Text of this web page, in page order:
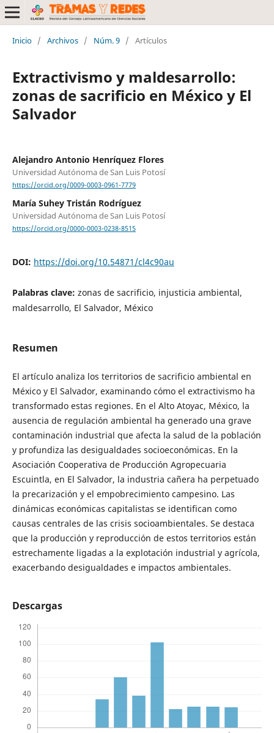
Inicio / Archivos / Núm. 9 / Artículos
Extractivismo y maldesarrollo:
zonas de sacrificio en México y El
Salvador
Alejandro Antonio Henríquez Flores
Universidad Autónoma de San Luis Potosí
https://orcid.org/0009-0003-0961-7779
María Suhey Tristán Rodríguez
Universidad Autónoma de San Luis Potosí
https://orcid.org/0000-0003-0238-8515
DOI: https://doi.org/10.54871/cl4c90au
Palabras clave: zonas de sacrificio, injusticia ambiental,
maldesarrollo, El Salvador, México
Resumen
El artículo analiza los territorios de sacrificio ambiental en
México y El Salvador, examinando cómo el extractivismo ha
transformado estas regiones. En el Alto Atoyac, México, la
ausencia de regulación ambiental ha generado una grave
contaminación industrial que afecta la salud de la población
y profundiza las desigualdades socioeconómicas. En la
Asociación Cooperativa de Producción Agropecuaria
Escuintla, en El Salvador, la industria cañera ha perpetuado
la precarización y el empobrecimiento campesino. Las
dinámicas económicas capitalistas se identifican como
causas centrales de las crisis socioambientales. Se destaca
que la producción y reproducción de estos territorios están
estrechamente ligadas a la explotación industrial y agrícola,
exacerbando desigualdades e impactos ambientales.
Descargas